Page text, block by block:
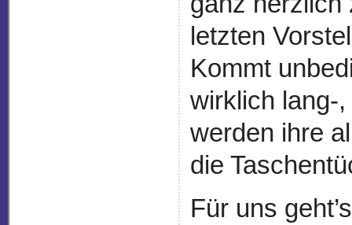
letzten
Kommt
wirklich lang-
werden ihre
die
Für uns